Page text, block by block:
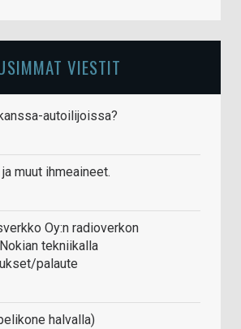
VIESTIT
autoilijoissa?
muut ihmeaineet.
Oy:n radioverkon
tekniikalla
palaute
halvalla)